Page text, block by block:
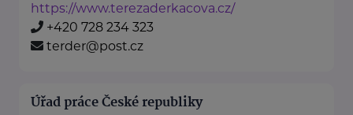
https://www.terezaderkacova.cz/
+420 728 234 323
terder@post.cz
Úřad práce České republiky